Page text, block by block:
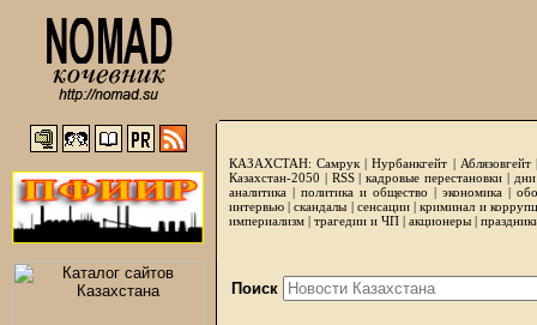
КАЗАХСТАН: Самрук |Нурбанкгейт | Аблязовгейт
Казахстан-2050 | RSS|кадровые перестановки|
аналитика | политика и общество | экономика |
интервью |скандалы | сенсации|криминал и
империализм | трагедии и ЧП | акционеры |
Поиск